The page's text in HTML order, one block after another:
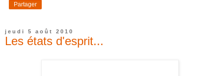
Partager
jeudi 5 août 2010
Les états d'esprit...